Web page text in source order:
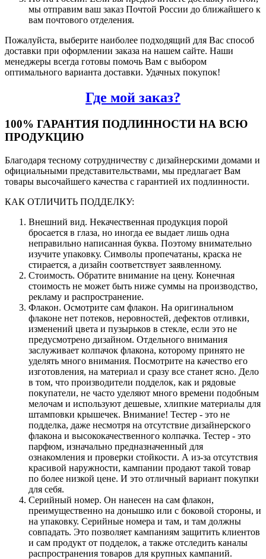
мы отправим ваш заказ Почтой России до ближайшего к
вам почтового отделения.
Пожалуйста, выберите наиболее подходящий для Вас способ
доставки при оформлении заказа на нашем сайте. Наши
менеджеры всегда готовы помочь Вам с выбором
оптимального варианта доставки. Удачных покупок!
Где мой заказ?
100% ГАРАНТИЯ ПОДЛИННОСТИ НА ВСЮ
ПРОДУКЦИЮ
Благодаря тесному сотрудничеству с дизайнерскими домами и
официальными представительствами, мы предлагает Вам
товары высочайшего качества с гарантией их подлинности.
КАК ОТЛИЧИТЬ ПОДДЕЛКУ:
Внешний вид. Некачественная продукция порой
бросается в глаза, но иногда ее выдает лишь одна
неправильно написанная буква. Поэтому внимательно
изучите упаковку. Символы пропечатаны, краска не
стирается, а дизайн соответствует заявленному.
Стоимость. Обратите внимание на цену. Конечная
стоимость не может быть ниже суммы на производство,
рекламу и распространение.
Флакон. Осмотрите сам флакон. На оригинальном
флаконе нет потеков, неровностей, дефектов отливки,
изменений цвета и пузырьков в стекле, если это не
предусмотрено дизайном. Отдельного внимания
заслуживает колпачок флакона, которому принято не
уделять много внимания. Посмотрите на качество его
изготовления, на материал и сразу все станет ясно. Дело
в том, что производители подделок, как и рядовые
покупатели, не часто уделяют много времени подобным
мелочам и используют дешевые, хлипкие материалы для
штамповки крышечек. Внимание! Тестер - это не
подделка, даже несмотря на отсутствие дизайнерского
флакона и высококачественного колпачка. Тестер - это
парфюм, изначально предназначенный для
ознакомления и проверки стойкости. А из-за отсутствия
красивой наружности, кампании продают такой товар
по более низкой цене. И это отличный вариант покупки
для себя.
Серийный номер. Он нанесен на сам флакон,
преимущественно на донышко или с боковой стороны, и
на упаковку. Серийные номера и там, и там должны
совпадать. Это позволяет кампаниям защитить клиентов
и сам продукт от подделок, а также отследить каналы
распространения товаров для крупных кампаний.